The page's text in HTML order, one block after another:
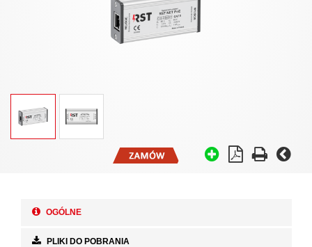
OGÓLNE
PLIKI DO POBRANIA